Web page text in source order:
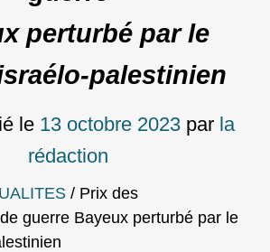
perturbé par le
palestinien
le 13 octobre 2023 par la
rédaction
/ Prix des
guerre Bayeux perturbé par le